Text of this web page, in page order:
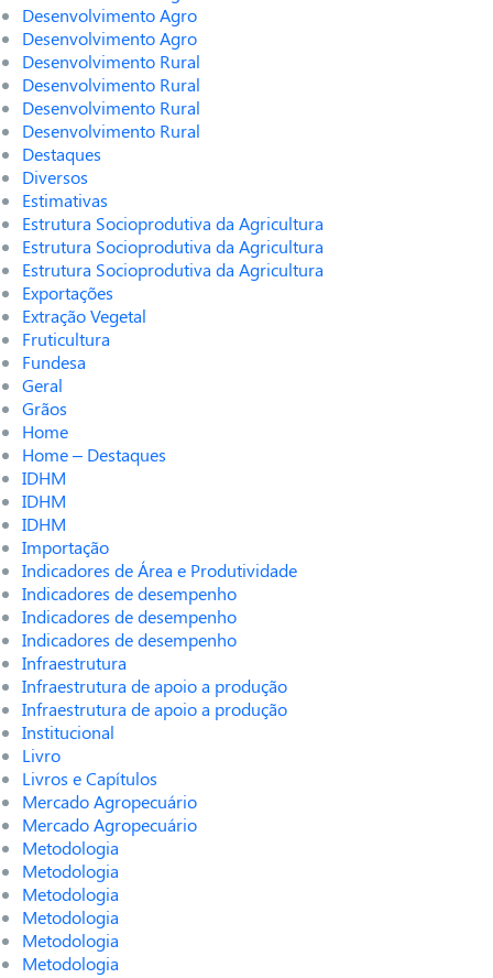
Desenvolvimento Agro
Desenvolvimento Agro
Desenvolvimento Rural
Desenvolvimento Rural
Desenvolvimento Rural
Desenvolvimento Rural
Destaques
Diversos
Estimativas
Estrutura Socioprodutiva da Agricultura
Estrutura Socioprodutiva da Agricultura
Estrutura Socioprodutiva da Agricultura
Exportações
Extração Vegetal
Fruticultura
Fundesa
Geral
Grãos
Home
Home – Destaques
IDHM
IDHM
IDHM
Importação
Indicadores de Área e Produtividade
Indicadores de desempenho
Indicadores de desempenho
Indicadores de desempenho
Infraestrutura
Infraestrutura de apoio a produção
Infraestrutura de apoio a produção
Institucional
Livro
Livros e Capítulos
Mercado Agropecuário
Mercado Agropecuário
Metodologia
Metodologia
Metodologia
Metodologia
Metodologia
Metodologia